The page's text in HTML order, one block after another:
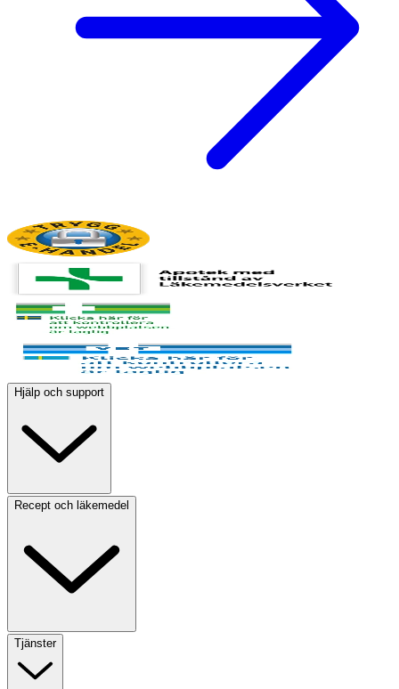
Hjälp och support
Recept och läkemedel
Tjänster